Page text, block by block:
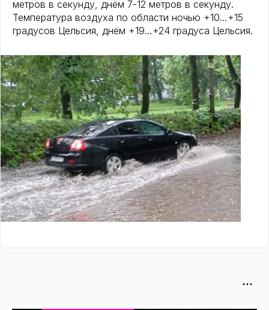
метров в секунду, днём 7-12 метров в секунду.
Температура воздуха по области ночью +10…+15
градусов Цельсия, днём +19…+24 градуса Цельсия.